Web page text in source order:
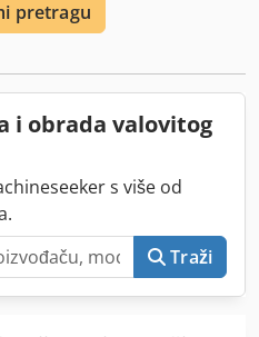
pretragu
i obrada valovitog
s više od
Traži